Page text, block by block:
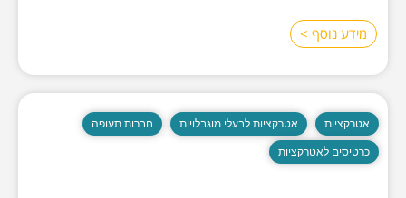
מידע נוסף >
אטרקציות אטרקציות לבעלי מוגבלויות חברות תעופה
כרטיסים לאטרקציות